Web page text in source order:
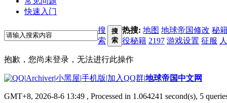
快速入门
搜
索
搜
索
热搜: 地图 地球帝国修改 秘
役秘籍 2197 游戏设置 征服
抱歉，您尚未登录，无法进行此操作
|Archiver|小黑屋|手机版|加入QQ群|地球帝国中文网
GMT+8, 2026-8-6 13:49 , Processed in 1.064241 second(s), 5